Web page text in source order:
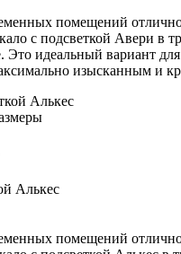
помещений
с подсветкой Авери в
Это идеальный вариант
изысканным и
Алькес
помещений